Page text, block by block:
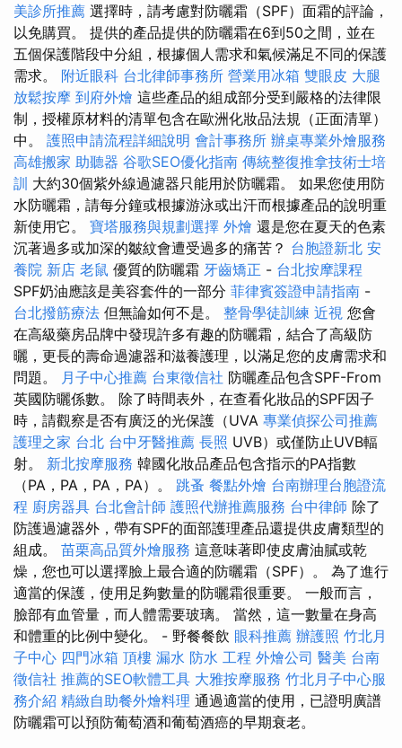
美診所推薦 選擇時，請考慮對防曬霜（SPF）面霜的評論，
以免購買。 提供的產品提供的防曬霜在6到50之間，並在
五個保護階段中分組，根據個人需求和氣候滿足不同的保護
需求。 附近眼科 台北律師事務所 營業用冰箱 雙眼皮 大腿
放鬆按摩 到府外燴 這些產品的組成部分受到嚴格的法律限
制，授權原材料的清單包含在歐洲化妝品法規（正面清單）
中。 護照申請流程詳細說明 會計事務所 辦桌專業外燴服務
高雄搬家 助聽器 谷歌SEO優化指南 傳統整復推拿技術士培
訓 大約30個紫外線過濾器只能用於防曬霜。 如果您使用防
水防曬霜，請每分鐘或根據游泳或出汗而根據產品的說明重
新使用它。 寶塔服務與規劃選擇 外燴 還是您在夏天的色素
沉著過多或加深的皺紋會遭受過多的痛苦？ 台胞證新北 安
養院 新店 老鼠 優質的防曬霜 牙齒矯正 - 台北按摩課程
SPF奶油應該是美容套件的一部分 菲律賓簽證申請指南 -
台北撥筋療法 但無論如何不是。 整骨學徒訓練 近視 您會
在高級藥房品牌中發現許多有趣的防曬霜，結合了高級防
曬，更長的壽命過濾器和滋養護理，以滿足您的皮膚需求和
問題。
月子中心推薦 台東徵信社 防曬產品包含SPF-From
英國防曬係數。 除了時間表外，在查看化妝品的SPF因子
時，請觀察是否有廣泛的光保護（UVA 專業偵探公司推薦
護理之家 台北 台中牙醫推薦 長照 UVB）或僅防止UVB輻
射。 新北按摩服務 韓國化妝品產品包含指示的PA指數
（PA，PA，PA，PA）。 跳蚤 餐點外燴 台南辦理台胞證流
程 廚房器具 台北會計師 護照代辦推薦服務 台中律師 除了
防護過濾器外，帶有SPF的面部護理產品還提供皮膚類型的
組成。 苗栗高品質外燴服務 這意味著即使皮膚油膩或乾
燥，您也可以選擇臉上最合適的防曬霜（SPF）。 為了進行
適當的保護，使用足夠數量的防曬霜很重要。 一般而言，
臉部有血管量，而人體需要玻璃。 當然，這一數量在身高
和體重的比例中變化。 - 野餐餐飲 眼科推薦 辦護照 竹北月
子中心 四門冰箱 頂樓 漏水 防水 工程 外燴公司 醫美 台南
徵信社 推薦的SEO軟體工具 大雅按摩服務 竹北月子中心服
務介紹 精緻自助餐外燴料理 通過適當的使用，已證明廣譜
防曬霜可以預防葡萄酒和葡萄酒癌的早期衰老。